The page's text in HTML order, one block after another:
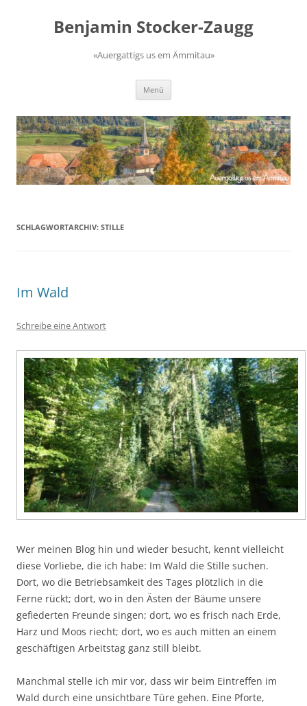
springenBenjamin Stocker-Zaugg
«Auergattigs us em Ämmitau»
Menü
SCHLAGWORTARCHIV: STILLE
Im Wald
Schreibe eine Antwort
Wer meinen Blog hin und wieder besucht, kennt vielleicht
diese Vorliebe, die ich habe: Im Wald die Stille suchen.
Dort, wo die Betriebsamkeit des Tages plötzlich in die
Ferne rückt; dort, wo in den Ästen der Bäume unsere
gefiederten Freunde singen; dort, wo es frisch nach Erde,
Harz und Moos riecht; dort, wo es auch mitten an einem
geschäftigen Arbeitstag ganz still bleibt.
Manchmal stelle ich mir vor, dass wir beim Eintreffen im
Wald durch eine unsichtbare Türe gehen. Eine Pforte,